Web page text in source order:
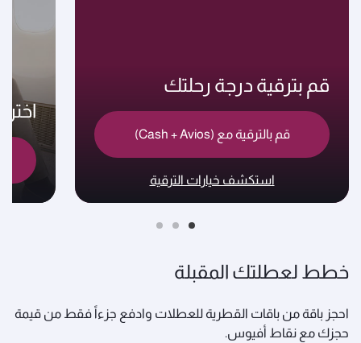
قم بترقية درجة رحلتك
قم بالترقية مع (Cash + Avios)
استكشف خيارات الترقية
خطط لعطلتك المقبلة
احجز باقة من باقات القطرية للعطلات وادفع جزءاً فقط من قيمة
حجزك مع نقاط أفيوس.